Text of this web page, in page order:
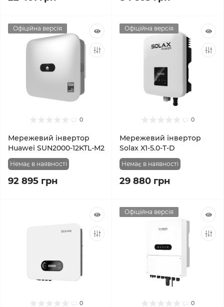
Офіційна версія
0
Мережевий інвертор
Huawei SUN2000-12KTL-M2
Немає в наявності
92 895 грн
Офіційна версія
0
Мережевий інвертор
Solax X1-5.0-T-D
Немає в наявності
29 880 грн
0
Офіційна версія
0